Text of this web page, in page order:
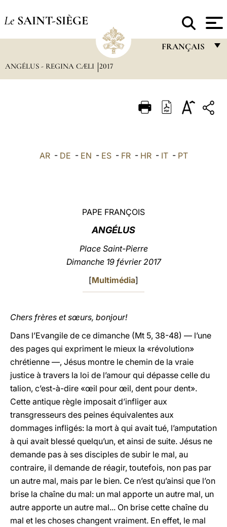
Le SAINT-SIÈGE
FRANÇAIS
ITALIANO
ANGÉLUS - REGINA CÆLI 2017
AR- DE - EN - ES- FR- HR- IT- PT
PAPE FRANÇOIS
ANGÉLUS
Place Saint-Pierre
Dimanche 19 février 2017
[Multimédia]
Chers frères et sœurs, bonjour!
Dans l’Evangile de ce dimanche (Mt 5, 38-48) — l’une
des pages qui expriment le mieux la «révolution»
chrétienne —, Jésus montre le chemin de la vraie
justice à travers la loi de l’amour qui dépasse celle du
talion, c’est-à-dire «œil pour œil, dent pour dent».
Cette antique règle imposait d’infliger aux
transgresseurs des peines équivalentes aux
dommages infligés: la mort à qui avait tué, l’amputation
à qui avait blessé quelqu’un, et ainsi de suite. Jésus ne
demande pas à ses disciples de subir le mal, au
contraire, il demande de réagir, toutefois, non pas par
un autre mal, mais par le bien. Ce n’est qu’ainsi que l’on
brise la chaîne du mal: un mal apporte un autre mal, un
autre apporte un autre mal... On brise cette chaîne du
mal et les choses changent vraiment. En effet, le mal